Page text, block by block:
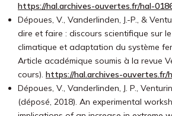
https://hal.archives-ouvertes.fr/hal-
Dépoues, V., Vanderlinden, J.-P., &
dire et faire : discours scientifique sur
climatique et adaptation du système
Article académique soumis à la revue
cours). https://hal.archives-ouvertes.fr/
Dépoues, V., Vanderlinden, J. P.,
(déposé, 2018). An experimental